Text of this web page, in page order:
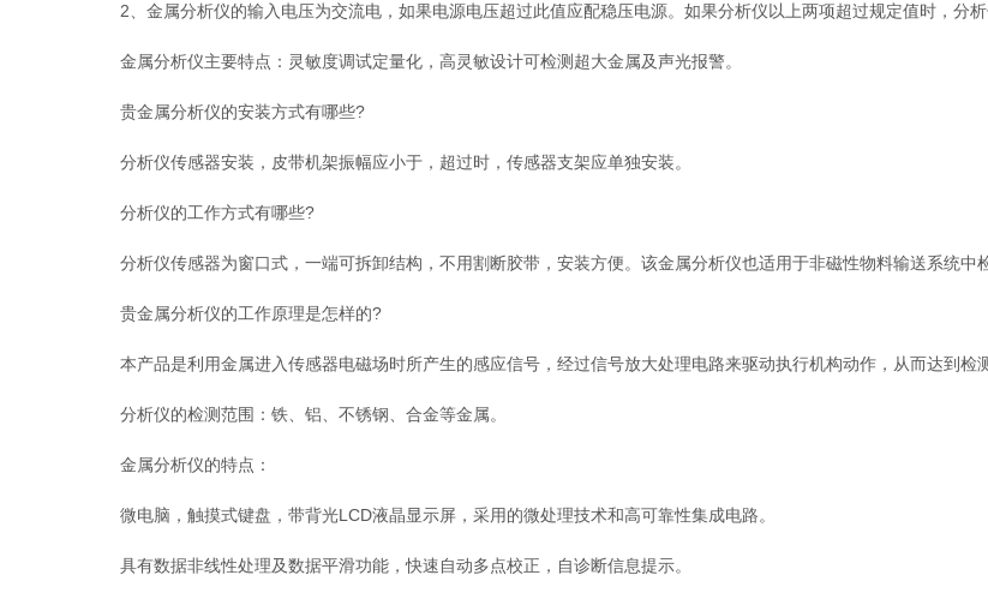
2、金属分析仪的输入电压为交流电，如果电源电压超过此值应配稳压电源。如果分析仪以上两项超过规定值时，分析
金属分析仪主要特点：灵敏度调试定量化，高灵敏设计可检测超大金属及声光报警。
贵金属分析仪的安装方式有哪些?
分析仪传感器安装，皮带机架振幅应小于，超过时，传感器支架应单独安装。
分析仪的工作方式有哪些?
分析仪传感器为窗口式，一端可拆卸结构，不用割断胶带，安装方便。该金属分析仪也适用于非磁性物料输送系统中检
贵金属分析仪的工作原理是怎样的?
本产品是利用金属进入传感器电磁场时所产生的感应信号，经过信号放大处理电路来驱动执行机构动作，从而达到检
分析仪的检测范围：铁、铝、不锈钢、合金等金属。
金属分析仪的特点：
微电脑，触摸式键盘，带背光LCD液晶显示屏，采用的微处理技术和高可靠性集成电路。
具有数据非线性处理及数据平滑功能，快速自动多点校正，自诊断信息提示。